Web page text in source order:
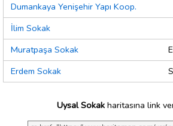
Dumankaya Yenişehir Yapı Koop.
İlim Sokak
Muratpaşa Sokak
Erdem Sokak
Uysal Sokakharitasına link